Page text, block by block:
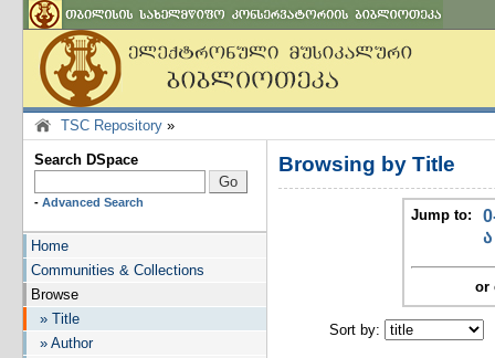
TSC Repository »
Search DSpace
- Advanced Search
Home
Communities & Collections
Browse
» Title
» Author
Browsing by Title
Jump to:
ა
or
Sort by: